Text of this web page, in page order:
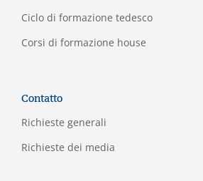
Ciclo di formazione tedesco
Corsi di formazione house
Contatto
Richieste generali
Richieste dei media